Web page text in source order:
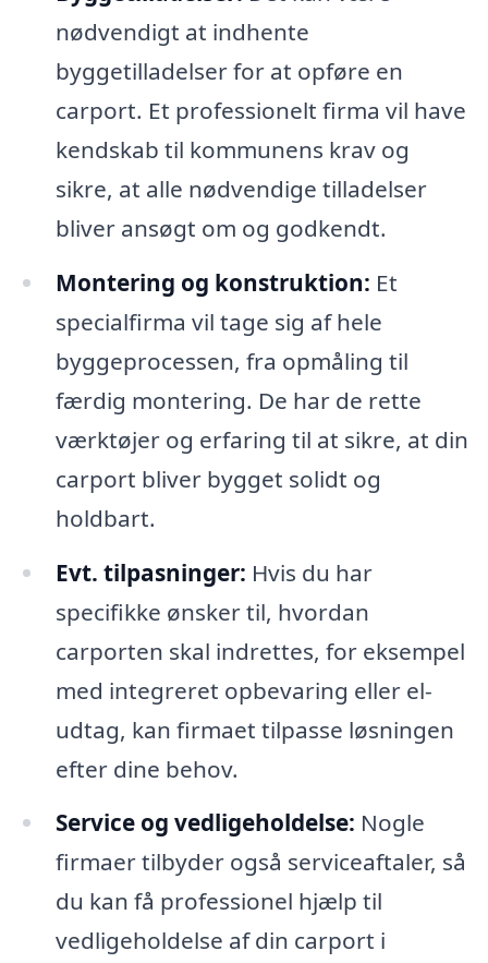
nødvendigt at indhente
byggetilladelser for at opføre en
carport. Et professionelt firma vil have
kendskab til kommunens krav og
sikre, at alle nødvendige tilladelser
bliver ansøgt om og godkendt.
Montering og konstruktion: Et
specialfirma vil tage sig af hele
byggeprocessen, fra opmåling til
færdig montering. De har de rette
værktøjer og erfaring til at sikre, at din
carport bliver bygget solidt og
holdbart.
Evt. tilpasninger: Hvis du har
specifikke ønsker til, hvordan
carporten skal indrettes, for eksempel
med integreret opbevaring eller el-
udtag, kan firmaet tilpasse løsningen
efter dine behov.
Service og vedligeholdelse: Nogle
firmaer tilbyder også serviceaftaler, så
du kan få professionel hjælp til
vedligeholdelse af din carport i